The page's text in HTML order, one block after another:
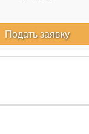
Подать заявку